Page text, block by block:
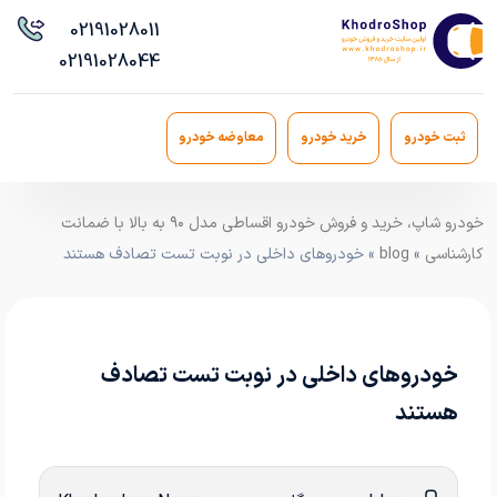
02191028011
02191028044
ثبت خودرو خرید خودرو معاوضه خودرو
خودرو شاپ، خرید و فروش خودرو اقساطی مدل ۹۰ به بالا با ضمانت
کارشناسی »
blog » خودروهای داخلی در نوبت تست تصادف هستند
خودروهای داخلی در نوبت تست تصادف
هستند